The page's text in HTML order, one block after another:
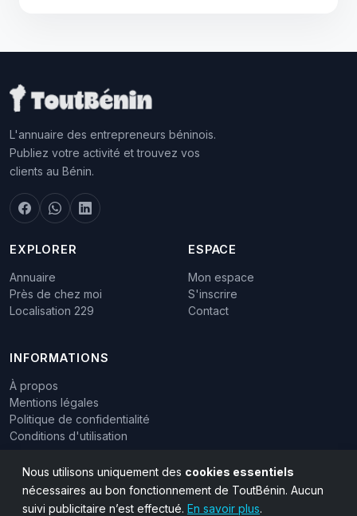
L'annuaire des entrepreneurs béninois.
Publiez votre activité et trouvez vos
clients au Bénin.
EXPLORER
Annuaire
Près de chez moi
Localisation 229
ESPACE
Mon espace
S'inscrire
Contact
INFORMATIONS
À propos
Mentions légales
Politique de confidentialité
Conditions d'utilisation
Nous utilisons uniquement des cookies essentiels
nécessaires au bon fonctionnement de ToutBénin. Aucun
suivi publicitaire n’est effectué. En savoir plus.